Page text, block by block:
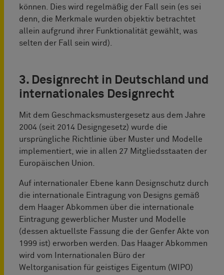
können. Dies wird regelmäßig der Fall sein (es sei
denn, die Merkmale wurden objektiv betrachtet
allein aufgrund ihrer Funktionalität gewählt, was
selten der Fall sein wird).
3. Designrecht in Deutschland und
internationales Designrecht
Mit dem Geschmacksmustergesetz aus dem Jahre
2004 (seit 2014 Designgesetz) wurde die
ursprüngliche Richtlinie über Muster und Modelle
implementiert, wie in allen 27 Mitgliedsstaaten der
Europäischen Union.
Auf internationaler Ebene kann Designschutz durch
die internationale Eintragung von Designs gemäß
dem Haager Abkommen über die internationale
Eintragung gewerblicher Muster und Modelle
(dessen aktuellste Fassung die der Genfer Akte von
1999 ist) erworben werden. Das Haager Abkommen
wird vom Internationalen Büro der
Weltorganisation für geistiges Eigentum (WIPO)